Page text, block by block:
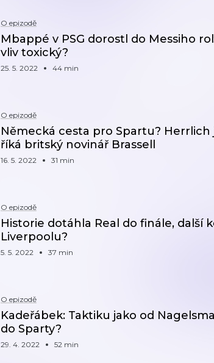
O epizodě
Mbappé v PSG dorostl do Messiho
vliv toxický?
25. 5. 2022 44 min
O epizodě
Německá cesta pro Spartu?
říká britský novinář Brassell
16. 5. 2022 31 min
O epizodě
Historie dotáhla Real do finále, další
Liverpoolu?
5. 5. 2022 37 min
O epizodě
Kadeřábek: Taktiku jako od
do Sparty?
29. 4. 2022 52 min